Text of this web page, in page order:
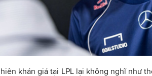
khán giá tại LPL lại không nghĩ như